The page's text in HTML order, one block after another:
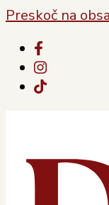
Preskoč na